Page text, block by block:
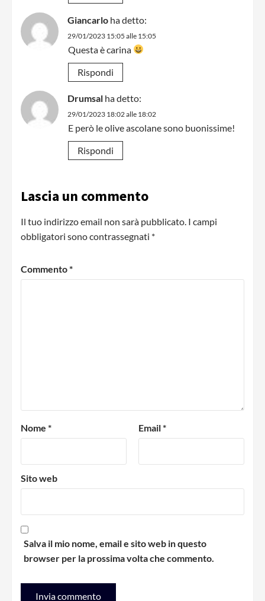
Giancarlo ha detto:
29/01/2023 15:05 alle 15:05
Questa è carina
Rispondi
Drumsal ha detto:
29/01/2023 18:02 alle 18:02
E però le olive ascolane sono buonissime!
Rispondi
Lascia un commento
Il tuo indirizzo email non sarà pubblicato. I campi
obbligatori sono contrassegnati *
Commento*
Nome * Email*
Sito web
Salva il mio nome, email e sito web in questo
browser per la prossima volta che commento.